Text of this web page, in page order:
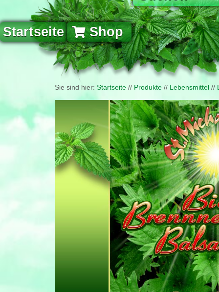
Startseite Shop
Sie sind hier: Startseite // Produkte // Lebensmittel //